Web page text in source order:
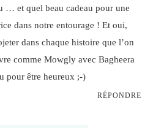
… et quel beau cadeau pour une
dans notre entourage ! Et oui,
dans chaque histoire que l’on
comme Mowgly avec Bagheera
pour être heureux ;-)
RÉPONDRE